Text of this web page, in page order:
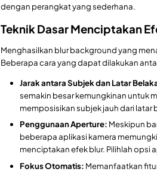
dengan perangkat yang sederhana.
Teknik Dasar Menciptakan
Menghasilkan blur background yang
Beberapa cara yang dapat dilakukan
Jarak antara Subjek dan Latar
semakin besar kemungkinan untuk
memposisikan subjek jauh dari latar
Penggunaan Aperture: Meskipun
beberapa aplikasi kamera
menciptakan efek blur. Pilihlah opsi
Fokus Otomatis: Memanfaatkan